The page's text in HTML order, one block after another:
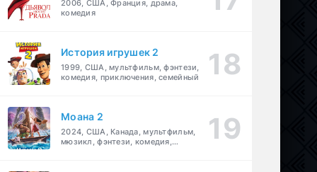
2006, США, Франция, драма,
комедия
История игрушек 2
1999, США, мультфильм, фэнтези,
комедия, приключения, семейный
Моана 2
2024, США, Канада, мультфильм,
мюзикл, фэнтези, комедия,